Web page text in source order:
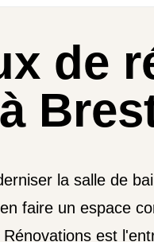
de
la salle de
faire un espace
est